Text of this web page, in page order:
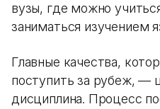
вузы, где можно
заниматься изучением
Главные качества,
поступить за рубеж, —
дисциплина. Процесс